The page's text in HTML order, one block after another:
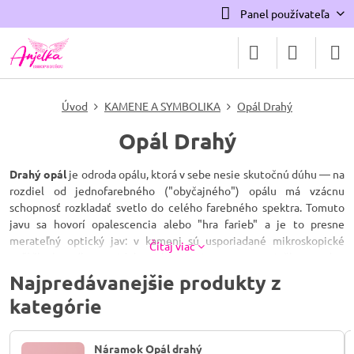
Panel používateľa
Úvod KAMENE A SYMBOLIKA Opál Drahý
Opál Drahý
Drahý opálje odroda opálu, ktorá v sebe nesie skutočnú dúhu — na
rozdiel od jednofarebného ("obyčajného") opálu má vzácnu
schopnosť rozkladať svetlo do celého farebného spektra. Tomuto
javu sa hovorí opalescencia alebo "hra farieb" a je to presne
merateľný optický jav: v kameni sú usporiadané mikroskopické
guľôčky kremíka pravidelne, ako v trojrozmernej mriežke, a práve
táto pravidelnosť láme svetlo na jednotlivé farby dúhy. Ak sú
guľôčky usporiadané nepravidelne (ako pri bežnom opále), hra
farieb sa nevytvorí — preto sú tieto dve varianty opálu, hoci
Čítaj viac
Najpredávanejšie produkty z
kategórie
Náramok Opál drahý